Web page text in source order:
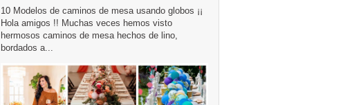
10 Modelos de caminos de mesa usando globos ¡¡
Hola amigos !! Muchas veces hemos visto
hermosos caminos de mesa hechos de lino,
bordados a...